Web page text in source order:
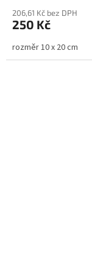
206,61 Kč bez DPH
250 Kč
rozměr 10 x 20 cm